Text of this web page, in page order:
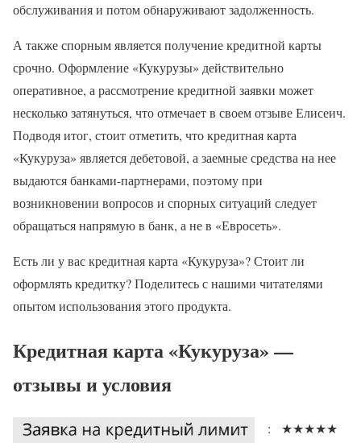
обслуживания и потом обнаруживают задолженность.
А также спорным является получение кредитной карты
срочно. Оформление «Кукурузы» действительно
оперативное, а рассмотрение кредитной заявки может
несколько затянуться, что отмечает в своем отзыве Елисеич.
Подводя итог, стоит отметить, что кредитная карта
«Кукуруза» является дебетовой, а заемные средства на нее
выдаются банками-партнерами, поэтому при
возникновении вопросов и спорных ситуаций следует
обращаться напрямую в банк, а не в «Евросеть».
Есть ли у вас кредитная карта «Кукуруза»? Стоит ли
оформлять кредитку? Поделитесь с нашими читателями
опытом использования этого продукта.
Кредитная карта «Кукуруза» —
отзывы и условия
: ★★★★★